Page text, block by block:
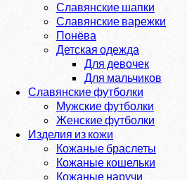
Славянские шапки
Славянские варежки
Понёва
Детская одежда
Для девочек
Для мальчиков
Славянские футболки
Мужские футболки
Женские футболки
Изделия из кожи
Кожаные браслеты
Кожаные кошельки
Кожаные наручи